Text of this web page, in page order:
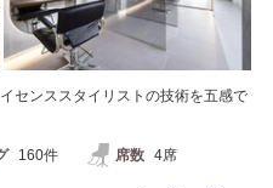
センススタイリストの技術を五感で
160件 席数 4席